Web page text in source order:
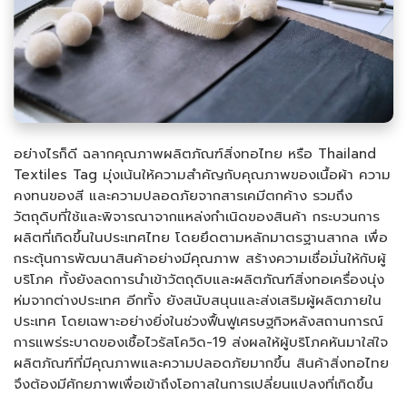
อย่างไรก็ดี ฉลากคุณภาพผลิตภัณฑ์สิ่งทอไทย หรือ Thailand
Textiles Tag มุ่งเน้นให้ความสำคัญกับคุณภาพของเนื้อผ้า ความ
คงทนของสี และความปลอดภัยจากสารเคมีตกค้าง รวมถึง
วัตถุดิบที่ใช้และพิจารณาจากแหล่งกำเนิดของสินค้า กระบวนการ
ผลิตที่เกิดขึ้นในประเทศไทย โดยยึดตามหลักมาตรฐานสากล เพื่อ
กระตุ้นการพัฒนาสินค้าอย่างมีคุณภาพ สร้างความเชื่อมั่นให้กับผู้
บริโภค ทั้งยังลดการนำเข้าวัตถุดิบและผลิตภัณฑ์สิ่งทอเครื่องนุ่ง
ห่มจากต่างประเทศ อีกทั้ง ยังสนับสนุนและส่งเสริมผู้ผลิตภายใน
ประเทศ โดยเฉพาะอย่างยิ่งในช่วงฟื้นฟูเศรษฐกิจหลังสถานการณ์
การแพร่ระบาดของเชื้อไวรัสโควิด-19 ส่งผลให้ผู้บริโภคหันมาใส่ใจ
ผลิตภัณฑ์ที่มีคุณภาพและความปลอดภัยมากขึ้น สินค้าสิ่งทอไทย
จึงต้องมีศักยภาพเพื่อเข้าถึงโอกาสในการเปลี่ยนแปลงที่เกิดขึ้น